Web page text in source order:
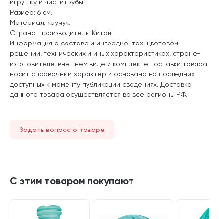
игрушку и чистит зубы.
Размер: 6 см.
Материал: каучук.
Страна-производитель: Китай.
Информация о составе и ингредиентах, цветовом
решении, технических и иных характеристиках, стране-
изготовителе, внешнем виде и комплекте поставки товара
носит справочный характер и основана на последних
доступных к моменту публикации сведениях. Доставка
данного товара осуществляется во все регионы РФ.
Задать вопрос о товаре
С этим товаром покупают